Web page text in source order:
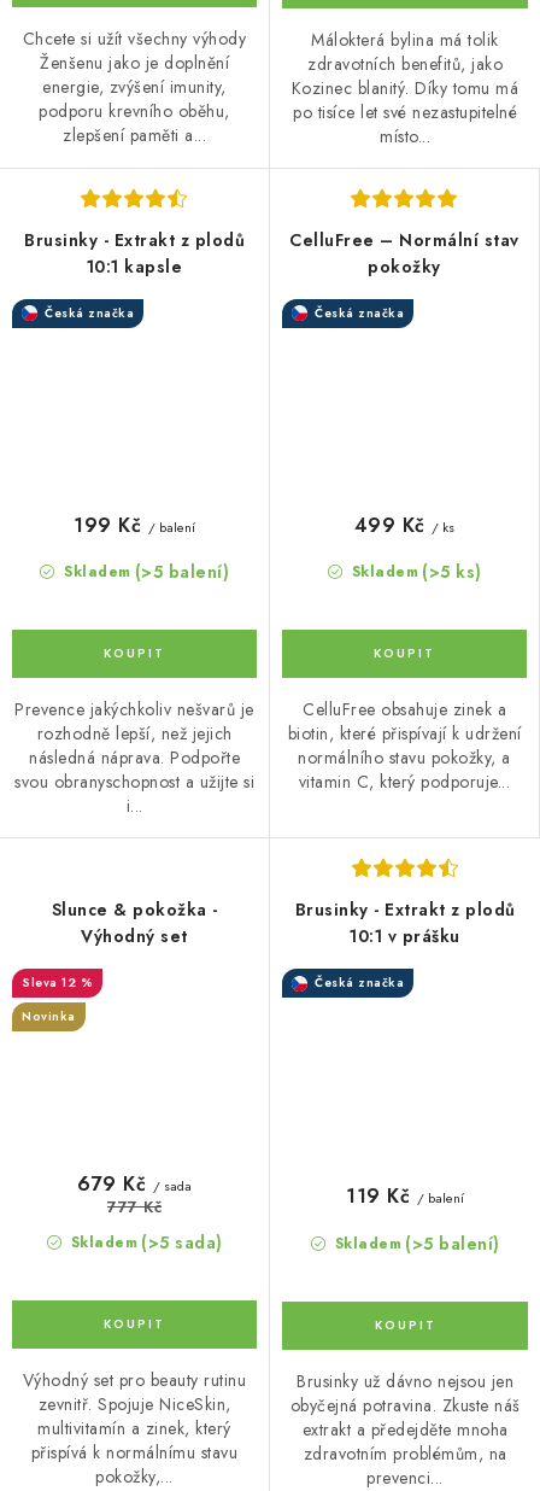
Chcete si užít všechny výhody
Ženšenu jako je doplnění
energie, zvýšení imunity,
podporu krevního oběhu,
zlepšení paměti a...
Málokterá bylina má tolik
zdravotních benefitů, jako
Kozinec blanitý. Díky tomu má
po tisíce let své nezastupitelné
místo...
Brusinky - Extrakt z plodů
10:1 kapsle
Česká značka
Skladem (>5 balení)
199 Kč / balení
Prevence jakýchkoliv nešvarů je
rozhodně lepší, než jejich
následná náprava. Podpořte
svou obranyschopnost a užijte si
i...
CelluFree – Normální stav
pokožky
Česká značka
Skladem (>5 ks)
499 Kč / ks
CelluFree obsahuje zinek a
biotin, které přispívají k udržení
normálního stavu pokožky, a
vitamin C, který podporuje...
Slunce & pokožka -
Výhodný set
12 %
Novinka
Skladem (>5 sada)
679 Kč / sada
777 Kč
Výhodný set pro beauty rutinu
zevnitř. Spojuje NiceSkin,
multivitamín a zinek, který
přispívá k normálnímu stavu
pokožky,...
Brusinky - Extrakt z plodů
10:1 v prášku
Česká značka
Skladem (>5 balení)
119 Kč / balení
Brusinky už dávno nejsou jen
obyčejná potravina. Zkuste náš
extrakt a předejděte mnoha
zdravotním problémům, na
prevenci...